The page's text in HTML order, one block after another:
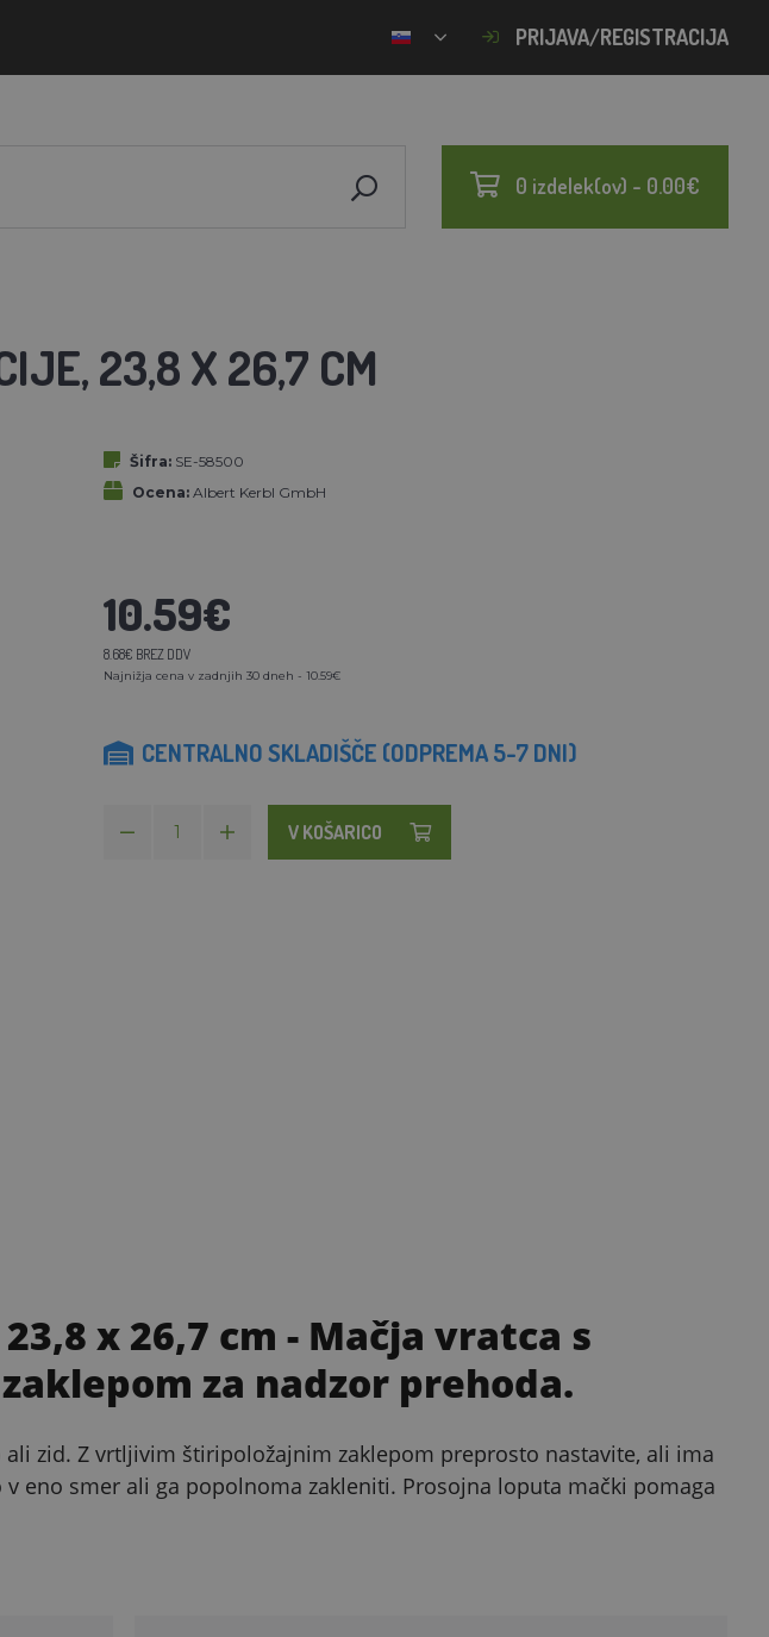
PRIJAVA/REGISTRACIJA
0 izdelek(ov) - 0.00€
23,8 X 26,7 CM
Šifra: SE-58500
Ocena: Albert Kerbl GmbH
10.59€
8.68€ BREZ DDV
Najnižja cena v zadnjih 30 dneh - 10.59€
CENTRALNO SKLADIŠČE (ODPREMA 5-7 DNI)
V KOŠARICO
x 26,7 cm - Mačja vratca s
za nadzor prehoda.
zid. Z vrtljivim štiripoložajnim zaklepom preprosto nastavite, ali ima
eno smer ali ga popolnoma zakleniti. Prosojna loputa mački pomaga